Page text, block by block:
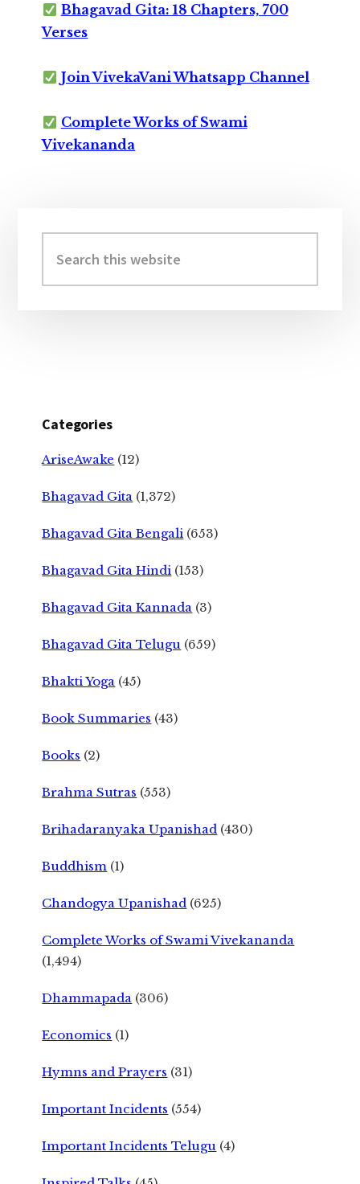
Bhagavad Gita: 18 Chapters, 700
Verses
Join VivekaVani Whatsapp Channel
Complete Works of Swami
Vivekananda
Sidebar
this
website
Categories
AriseAwake (12)
Bhagavad Gita (1,372)
Bhagavad Gita Bengali (653)
Bhagavad Gita Hindi (153)
Bhagavad Gita Kannada (3)
Bhagavad Gita Telugu (659)
Bhakti Yoga (45)
Book Summaries (43)
Books (2)
Brahma Sutras (553)
Brihadaranyaka Upanishad (430)
Buddhism (1)
Chandogya Upanishad (625)
Complete Works of Swami Vivekananda
(1,494)
Dhammapada (306)
Economics (1)
Hymns and Prayers (31)
Important Incidents (554)
Important Incidents Telugu (4)